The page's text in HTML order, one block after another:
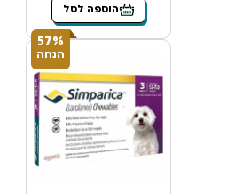
הוספה לסל
57%
הנחה